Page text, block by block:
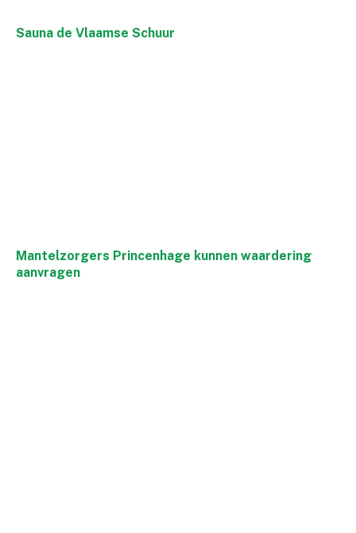
Sauna de Vlaamse Schuur
Mantelzorgers Princenhage kunnen waardering
aanvragen